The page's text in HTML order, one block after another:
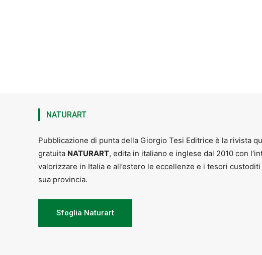
NATURART
Pubblicazione di punta della Giorgio Tesi Editrice è la rivista
gratuita NATURART, edita in italiano e inglese dal 2010 con
valorizzare in Italia e all’estero le eccellenze e i tesori
sua provincia.
Sfoglia Naturart